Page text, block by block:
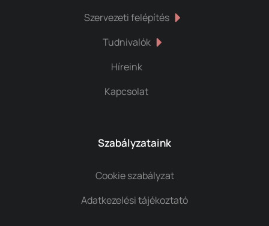
Szervezeti felépítés
Tudnivalók
Híreink
Kapcsolat
Szabályzataink
Cookie szabályzat
Adatkezelési tájékoztató